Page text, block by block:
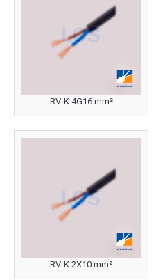
RV-K 4G16 mm²
RV-K 2X10 mm²